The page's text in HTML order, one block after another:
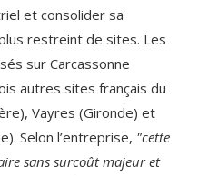
et consolider sa
restreint de sites. Les
sur Carcassonne
autres sites français du
Vayres (Gironde) et
Selon l’entreprise, "cette
sans surcoût majeur et